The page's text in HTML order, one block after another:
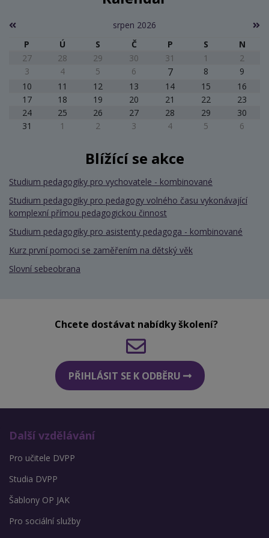
srpen 2026
P
Ú S Č P S
N
27
28 29 30 31 1
2
3
4 5 6 7 8
9
10
11 12 13 14 15
16
17
18 19 20 21 22
23
24
25 26 27 28 29
30
31
1 2 3 4 5 6
Blížící se akce
Studium pedagogiky pro vychovatele - kombinované
Studium pedagogiky pro pedagogy volného času vykonávající
komplexní přímou pedagogickou činnost
Studium pedagogiky pro asistenty pedagoga - kombinované
Kurz první pomoci se zaměřením na dětský věk
Slovní sebeobrana
Chcete dostávat nabídky školení?
PŘIHLÁSIT SE K ODBĚRU
Další vzdělávání
Pro učitele DVPP
Studia DVPP
Šablony OP JAK
Pro sociální služby